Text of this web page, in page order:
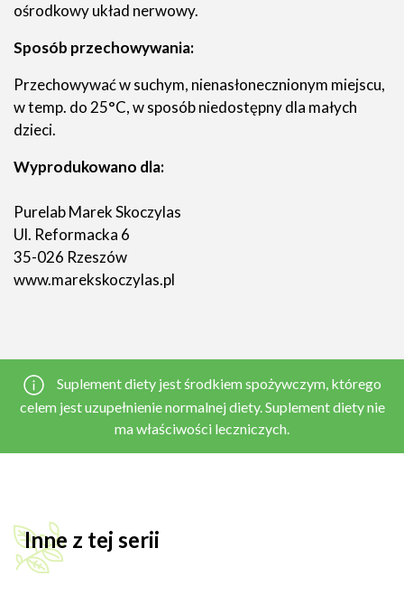
ośrodkowy układ nerwowy.
Sposób przechowywania:
Przechowywać w suchym, nienasłonecznionym miejscu,
w temp. do 25°C, w sposób niedostępny dla małych
dzieci.
Wyprodukowano dla:
Purelab Marek Skoczylas
Ul. Reformacka 6
35-026 Rzeszów
www.marekskoczylas.pl
Suplement diety jest środkiem spożywczym, którego
celem jest uzupełnienie normalnej diety. Suplement diety nie
ma właściwości leczniczych.
Inne z tej serii